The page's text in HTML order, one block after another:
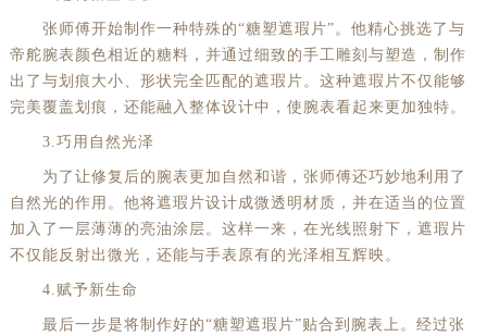
张师傅开始制作一种特殊的“糖塑遮瑕片”。他精心挑选了与
帝舵腕表颜色相近的糖料，并通过细致的手工雕刻与塑造，制作
出了与划痕大小、形状完全匹配的遮瑕片。这种遮瑕片不仅能够
完美覆盖划痕，还能融入整体设计中，使腕表看起来更加独特。
3.巧用自然光泽
为了让修复后的腕表更加自然和谐，张师傅还巧妙地利用了
自然光的作用。他将遮瑕片设计成微透明材质，并在适当的位置
加入了一层薄薄的亮油涂层。这样一来，在光线照射下，遮瑕片
不仅能反射出微光，还能与手表原有的光泽相互辉映。
4.赋予新生命
最后一步是将制作好的“糖塑遮瑕片”贴合到腕表上。经过张